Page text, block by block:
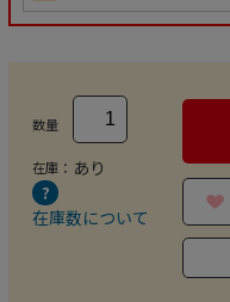
数量
在庫： あり
在庫数について